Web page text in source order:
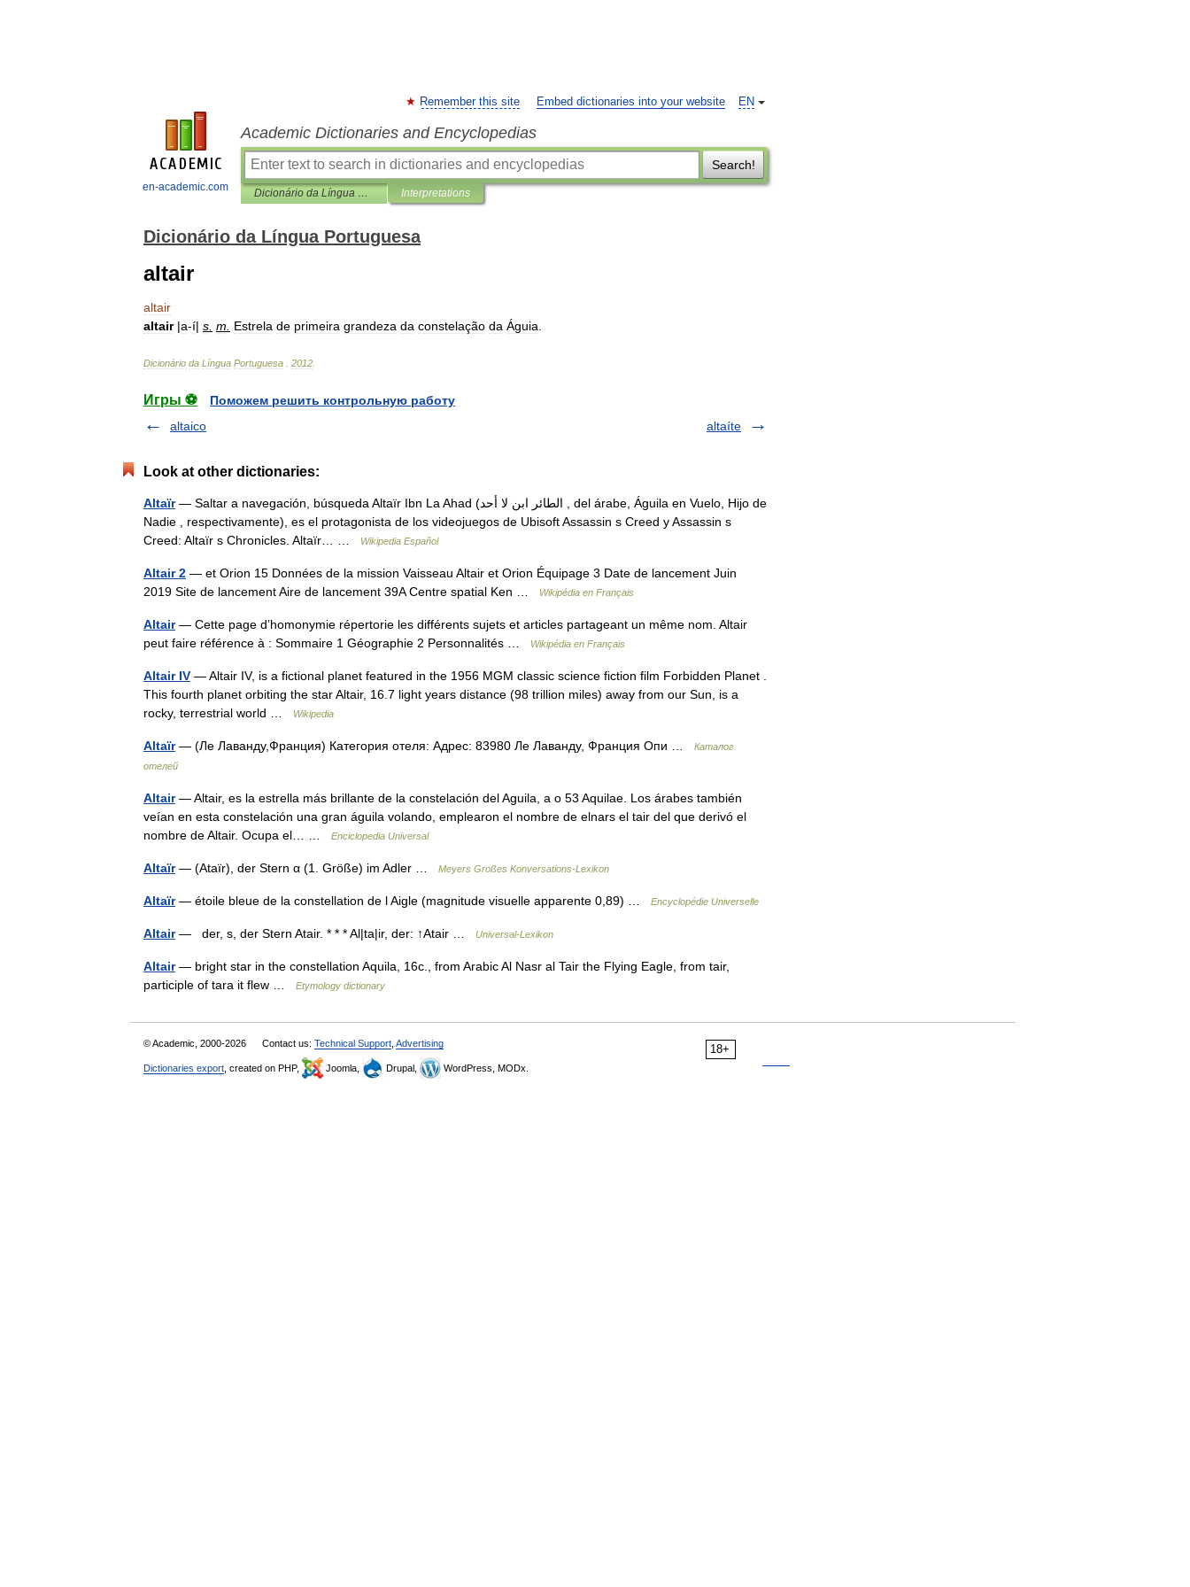
en-academic.com
EN
Remember this site Embed dictionaries into your website
Academic Dictionaries and Encyclopedias
Search!
Dicionário da Língua Portuguesa Interpretations
Dicionário da Língua Portuguesa
altair
altair
altair|a-í| s m Estrela de primeira grandeza da constelação da Águia
Dicionário da Língua Portuguesa 2012
Игры ⚽
Поможем решить контрольную работу
altaico
altaíte
Look at other dictionaries:
Altaïr— Saltar a navegación, búsqueda Altaïr Ibn La Ahad (الطائر ابن لا أحد , del árabe, Águila en Vuelo, Hijo de
Nadie , respectivamente), es el protagonista de los videojuegos de Ubisoft Assassin s Creed y Assassin s
Creed: Altaïr s Chronicles. Altaïr… …
Wikipedia Español
Altair 2 — et Orion 15 Données de la mission Vaisseau Altair et Orion Équipage 3 Date de lancement Juin
2019 Site de lancement Aire de lancement 39A Centre spatial Ken …
Wikipédia en Français
Altair— Cette page d’homonymie répertorie les différents sujets et articles partageant un même nom. Altair
peut faire référence à : Sommaire 1 Géographie 2 Personnalités …
Wikipédia en Français
Altair IV — Altair IV, is a fictional planet featured in the 1956 MGM classic science fiction film Forbidden Planet .
This fourth planet orbiting the star Altair, 16.7 light years distance (98 trillion miles) away from our Sun, is a
rocky, terrestrial world …
Wikipedia
Altaïr— (Ле Лаванду,Франция) Категория отеля: Адрес: 83980 Ле Лаванду, Франция Опи …
Каталог
отелей
Altair— Altair, es la estrella más brillante de la constelación del Aguila, a o 53 Aquilae. Los árabes también
veían en esta constelación una gran águila volando, emplearon el nombre de elnars el tair del que derivó el
nombre de Altair. Ocupa el… …
Enciclopedia Universal
Altaïr— (Ataïr), der Stern α (1. Größe) im Adler … Meyers Großes Konversations-Lexikon
Altaïr— étoile bleue de la constellation de l Aigle (magnitude visuelle apparente 0,89) … Encyclopédie Universelle
Altair— der, s, der Stern Atair. * * * Al|ta|ir, der: ↑Atair … Universal-Lexikon
Altair— bright star in the constellation Aquila, 16c., from Arabic Al Nasr al Tair the Flying Eagle, from tair,
participle of tara it flew …
Etymology dictionary
18+
© Academic, 2000-2026 Contact us: Technical Support Advertising
Dictionaries export , created on PHP, Joomla, Drupal, WordPress, MODx.